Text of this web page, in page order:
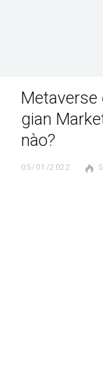
Metaverse
gian
nào?
05/01/2022